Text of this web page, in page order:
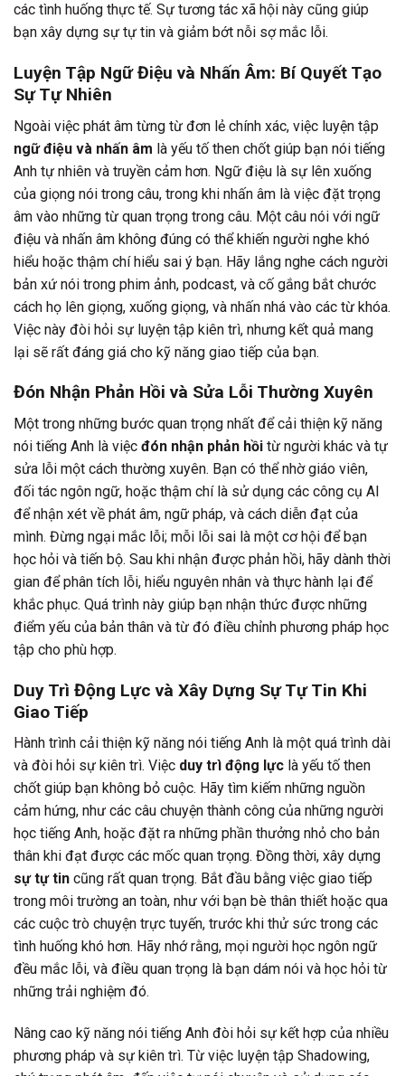
các tình huống thực tế. Sự tương tác xã hội này cũng giúp
bạn xây dựng sự tự tin và giảm bớt nỗi sợ mắc lỗi.
Luyện Tập Ngữ Điệu và Nhấn Âm: Bí Quyết Tạo
Sự Tự Nhiên
Ngoài việc phát âm từng từ đơn lẻ chính xác, việc luyện tập
ngữ điệu và nhấn âm là yếu tố then chốt giúp bạn nói tiếng
Anh tự nhiên và truyền cảm hơn. Ngữ điệu là sự lên xuống
của giọng nói trong câu, trong khi nhấn âm là việc đặt trọng
âm vào những từ quan trọng trong câu. Một câu nói với ngữ
điệu và nhấn âm không đúng có thể khiến người nghe khó
hiểu hoặc thậm chí hiểu sai ý bạn. Hãy lắng nghe cách người
bản xứ nói trong phim ảnh, podcast, và cố gắng bắt chước
cách họ lên giọng, xuống giọng, và nhấn nhá vào các từ khóa.
Việc này đòi hỏi sự luyện tập kiên trì, nhưng kết quả mang
lại sẽ rất đáng giá cho kỹ năng giao tiếp của bạn.
Đón Nhận Phản Hồi và Sửa Lỗi Thường Xuyên
Một trong những bước quan trọng nhất để cải thiện kỹ năng
nói tiếng Anh là việc đón nhận phản hồi từ người khác và tự
sửa lỗi một cách thường xuyên. Bạn có thể nhờ giáo viên,
đối tác ngôn ngữ, hoặc thậm chí là sử dụng các công cụ AI
để nhận xét về phát âm, ngữ pháp, và cách diễn đạt của
mình. Đừng ngại mắc lỗi; mỗi lỗi sai là một cơ hội để bạn
học hỏi và tiến bộ. Sau khi nhận được phản hồi, hãy dành thời
gian để phân tích lỗi, hiểu nguyên nhân và thực hành lại để
khắc phục. Quá trình này giúp bạn nhận thức được những
điểm yếu của bản thân và từ đó điều chỉnh phương pháp học
tập cho phù hợp.
Duy Trì Động Lực và Xây Dựng Sự Tự Tin Khi
Giao Tiếp
Hành trình cải thiện kỹ năng nói tiếng Anh là một quá trình dài
và đòi hỏi sự kiên trì. Việc duy trì động lực là yếu tố then
chốt giúp bạn không bỏ cuộc. Hãy tìm kiếm những nguồn
cảm hứng, như các câu chuyện thành công của những người
học tiếng Anh, hoặc đặt ra những phần thưởng nhỏ cho bản
thân khi đạt được các mốc quan trọng. Đồng thời, xây dựng
sự tự tin cũng rất quan trọng. Bắt đầu bằng việc giao tiếp
trong môi trường an toàn, như với bạn bè thân thiết hoặc qua
các cuộc trò chuyện trực tuyến, trước khi thử sức trong các
tình huống khó hơn. Hãy nhớ rằng, mọi người học ngôn ngữ
đều mắc lỗi, và điều quan trọng là bạn dám nói và học hỏi từ
những trải nghiệm đó.
Nâng cao kỹ năng nói tiếng Anh đòi hỏi sự kết hợp của nhiều
phương pháp và sự kiên trì. Từ việc luyện tập Shadowing,